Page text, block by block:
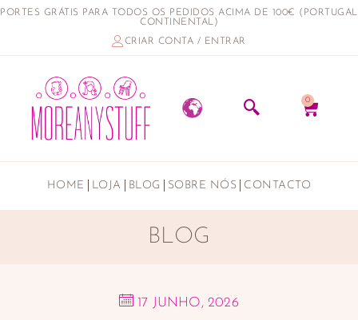
PORTES GRÁTIS PARA TODOS OS PEDIDOS ACIMA DE 100€ (PORTUGAL
CONTINENTAL)
CRIAR CONTA / ENTRAR
0
HOME LOJA BLOG SOBRE NÓS CONTACTO
BLOG
17 JUNHO, 2026